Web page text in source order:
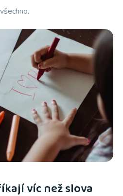
víc než slova